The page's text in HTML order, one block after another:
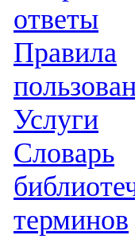
ответы
Правила
Услуги
Словарь
терминов